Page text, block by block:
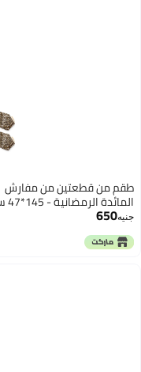
طقم من قطعتين من مفارش
المائدة الرمضانية - 145*47 سم.
جنيه650